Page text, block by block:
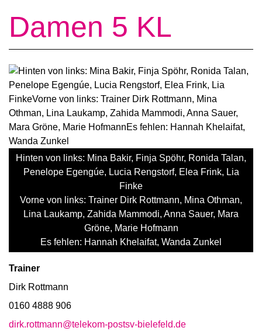
Damen 5 KL
Hinten von links: Mina Bakir, Finja Spöhr, Ronida Talan,
Penelope Egengúe, Lucia Rengstorf, Elea Frink, Lia
Finke
Vorne von links: Trainer Dirk Rottmann, Mina Othman,
Lina Laukamp, Zahida Mammodi, Anna Sauer, Mara
Gröne, Marie Hofmann
Es fehlen: Hannah Khelaifat, Wanda Zunkel
Trainer
Dirk Rottmann
0160 4888 906
dirk.rottmann@telekom-postsv-bielefeld.de